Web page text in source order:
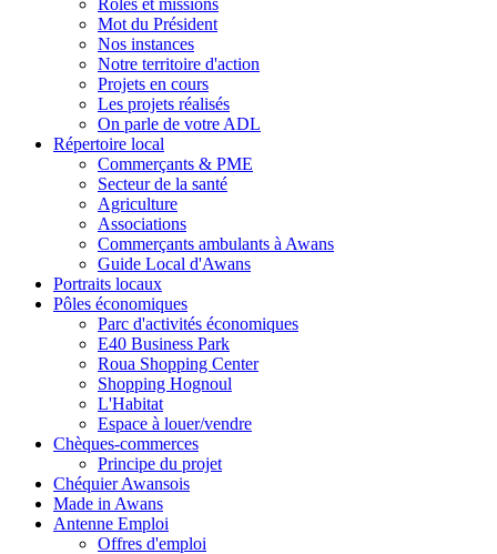
Rôles et missions
Mot du Président
Nos instances
Notre territoire d'action
Projets en cours
Les projets réalisés
On parle de votre ADL
Répertoire local
Commerçants & PME
Secteur de la santé
Agriculture
Associations
Commerçants ambulants à Awans
Guide Local d'Awans
Portraits locaux
Pôles économiques
Parc d'activités économiques
E40 Business Park
Roua Shopping Center
Shopping Hognoul
L'Habitat
Espace à louer/vendre
Chèques-commerces
Principe du projet
Chéquier Awansois
Made in Awans
Antenne Emploi
Offres d'emploi